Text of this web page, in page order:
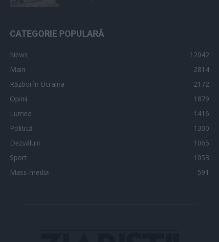
CATEGORIE POPULARĂ
News
12042
Main
2814
Război în Ucraina
2172
Opinii
1879
Lumea
1416
Politică
1300
Dezvăluiri
1065
Sport
1053
Mass-media
591